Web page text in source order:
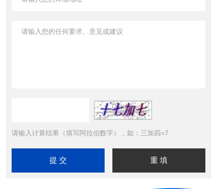
请输入计算结果（填写阿拉伯数字），如：三加四=7